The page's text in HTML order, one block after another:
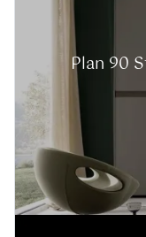
Plan 90